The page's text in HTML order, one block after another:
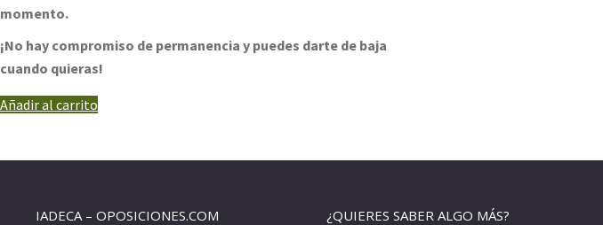
momento.
¡No hay compromiso de permanencia y puedes darte de baja
cuando quieras!
Añadir al carrito
IADECA – OPOSICIONES.COM ¿QUIERES SABER ALGO MÁS?